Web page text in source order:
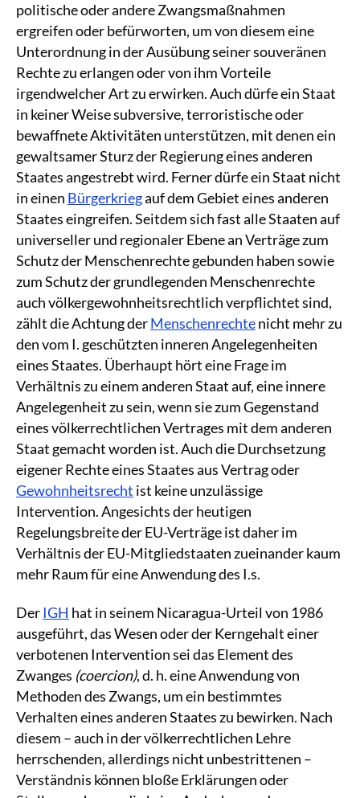
politische oder andere Zwangsmaßnahmen
ergreifen oder befürworten, um von diesem eine
Unterordnung in der Ausübung seiner souveränen
Rechte zu erlangen oder von ihm Vorteile
irgendwelcher Art zu erwirken. Auch dürfe ein Staat
in keiner Weise subversive, terroristische oder
bewaffnete Aktivitäten unterstützen, mit denen ein
gewaltsamer Sturz der Regierung eines anderen
Staates angestrebt wird. Ferner dürfe ein Staat nicht
in einen Bürgerkriegauf dem Gebiet eines anderen
Staates eingreifen. Seitdem sich fast alle Staaten auf
universeller und regionaler Ebene an Verträge zum
Schutz der Menschenrechte gebunden haben sowie
zum Schutz der grundlegenden Menschenrechte
auch völkergewohnheitsrechtlich verpflichtet sind,
zählt die Achtung derMenschenrechtenicht mehr zu
den vom I. geschützten inneren Angelegenheiten
eines Staates. Überhaupt hört eine Frage im
Verhältnis zu einem anderen Staat auf, eine innere
Angelegenheit zu sein, wenn sie zum Gegenstand
eines völkerrechtlichen Vertrages mit dem anderen
Staat gemacht worden ist. Auch die Durchsetzung
eigener Rechte eines Staates aus Vertrag oder
Gewohnheitsrecht ist keine unzulässige
Intervention. Angesichts der heutigen
Regelungsbreite der EU-Verträge ist daher im
Verhältnis der EU-Mitgliedstaaten zueinander kaum
mehr Raum für eine Anwendung des I.s.
DerIGH hat in seinem Nicaragua-Urteil von 1986
ausgeführt, das Wesen oder der Kerngehalt einer
verbotenen Intervention sei das Element des
Zwanges (coercion), d. h. eine Anwendung von
Methoden des Zwangs, um ein bestimmtes
Verhalten eines anderen Staates zu bewirken. Nach
diesem – auch in der völkerrechtlichen Lehre
herrschenden, allerdings nicht unbestrittenen –
Verständnis können bloße Erklärungen oder